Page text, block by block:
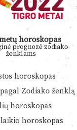
horoskopas
prognozė zodiako
ženklams
horoskopas
Zodiako ženklą
horoskopas
horoskopas